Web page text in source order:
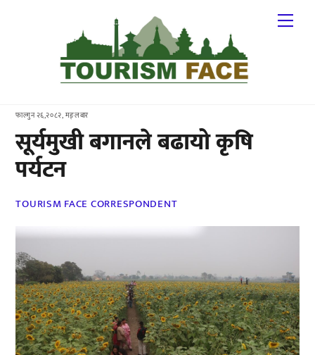
फाल्गुन २६,२०८२, मङ्लबार
सूर्यमुखी बगानले बढायो कृषि
पर्यटन
TOURISM FACE CORRESPONDENT